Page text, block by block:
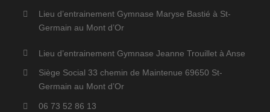
Lieu d’entrainement Gymnase Maryse Bastié à St-
Germain au Mont d’Or
Lieu d’entrainement Gymnase Jeanne Trouillet à Anse
Siège Social 33 chemin de Maintenue 69650 St-
Germain au Mont d’Or
06 73 52 86 13